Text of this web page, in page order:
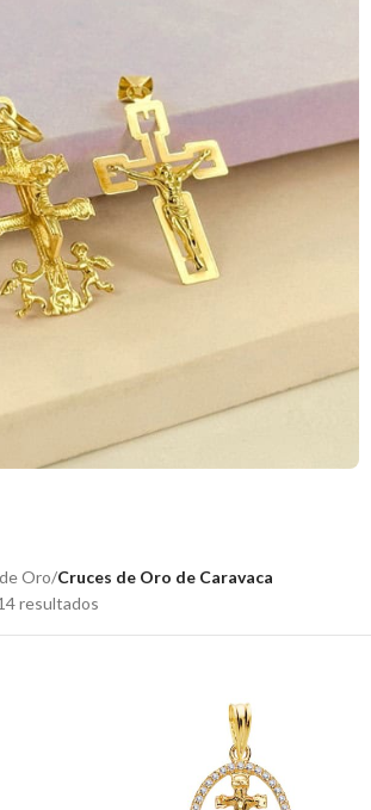
Oro/Cruces de Oro de Caravaca
resultados